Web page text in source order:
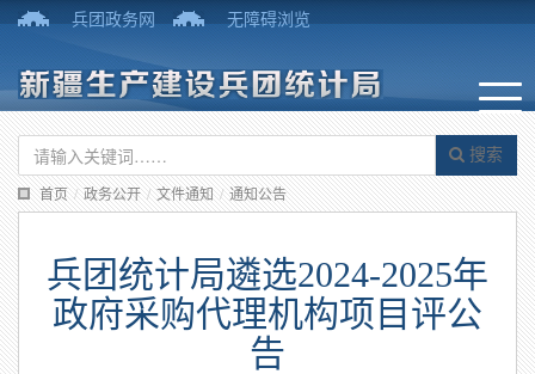
兵团政务网 无障碍浏览
搜索
首页 / 政务公开 / 文件通知 / 通知公告
兵团统计局遴选2024-2025年
政府采购代理机构项目评公
告